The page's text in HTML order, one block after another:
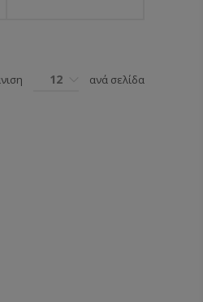
12 ανά σελίδα